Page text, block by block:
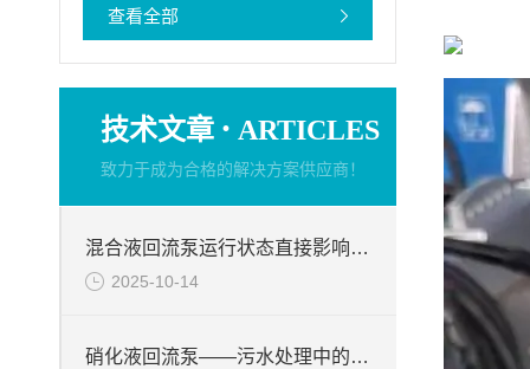
查看全部
技术文章 · ARTICLES
致力于成为合格的解决方案供应商！
混合液回流泵运行状态直接影响整个工艺流程的稳定性与效率
2025-10-14
硝化液回流泵——污水处理中的关键角色